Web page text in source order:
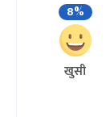
8%
खुसी